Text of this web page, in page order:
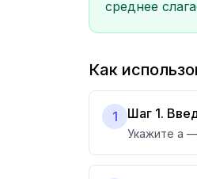
среднее
Как
1 Шаг 1.
Укажите a